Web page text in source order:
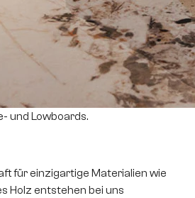
und Lowboards.
für einzigartige Materialien wie
Holz entstehen bei uns